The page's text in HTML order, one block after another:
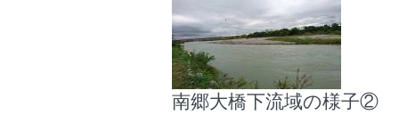
南郷大橋下流域の様子②